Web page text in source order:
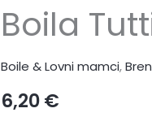
Boila
Boile & Lovni mamci,
6,20€